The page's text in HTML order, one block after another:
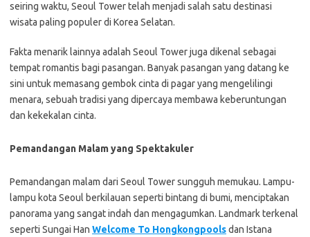
seiring waktu, Seoul Tower telah menjadi salah satu destinasi
wisata paling populer di Korea Selatan.
Fakta menarik lainnya adalah Seoul Tower juga dikenal sebagai
tempat romantis bagi pasangan. Banyak pasangan yang datang ke
sini untuk memasang gembok cinta di pagar yang mengelilingi
menara, sebuah tradisi yang dipercaya membawa keberuntungan
dan kekekalan cinta.
Pemandangan Malam yang Spektakuler
Pemandangan malam dari Seoul Tower sungguh memukau. Lampu-
lampu kota Seoul berkilauan seperti bintang di bumi, menciptakan
panorama yang sangat indah dan mengagumkan. Landmark terkenal
seperti Sungai Han Welcome To Hongkongpoolsdan Istana